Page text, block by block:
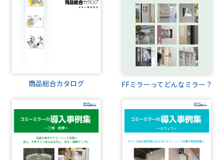
商品総合カタログ FFミラーってどんなミラー？